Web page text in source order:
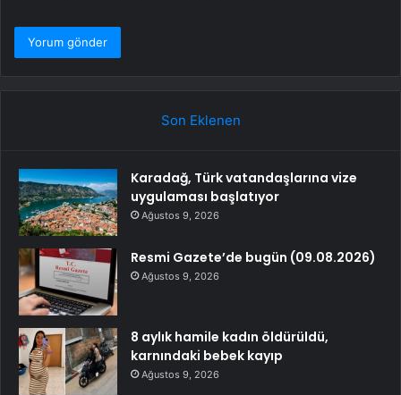
Son Eklenen
Karadağ, Türk vatandaşlarına vize
uygulaması başlatıyor
Ağustos 9, 2026
Resmi Gazete’de bugün (09.08.2026)
Ağustos 9, 2026
8 aylık hamile kadın öldürüldü,
karnındaki bebek kayıp
Ağustos 9, 2026